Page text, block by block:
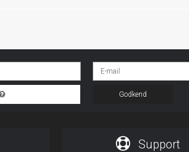
Godkend
Support